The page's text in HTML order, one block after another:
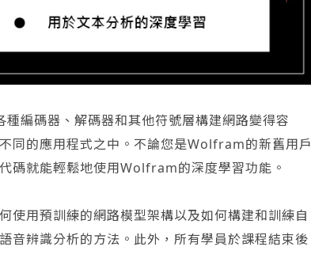
編碼器、解碼器和其他符號層構建網路變得容
同的應用程式之中。不論您是Wolfram的新舊用戶
碼就能輕鬆地使用Wolfram的深度學習功能。
使用預訓練的網路模型架構以及如何構建和訓練自
音辨識分析的方法。此外，所有學員於課程結束後